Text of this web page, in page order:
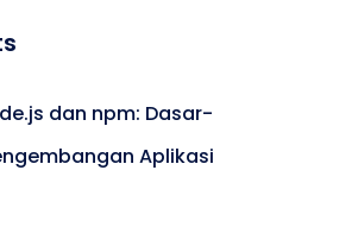
dan npm: Dasar-
Aplikasi